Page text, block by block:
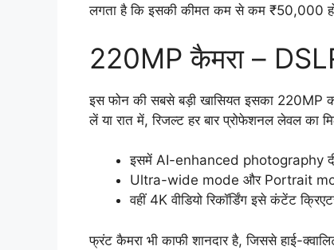
लगता है कि इसकी कीमत कम से कम ₹50,000
220MP कैमरा –
इस फोन की सबसे बड़ी खासियत इसका 220MP
लें या रात में, रिजल्ट हर बार प्रोफेशनल लेवल का
इसमें AI-enhanced photography दी
Ultra-wide mode और Portrait
वहीं 4K वीडियो रिकॉर्डिंग इसे कंटेंट
फ्रंट कैमरा भी काफी शानदार है, जिससे हाई-